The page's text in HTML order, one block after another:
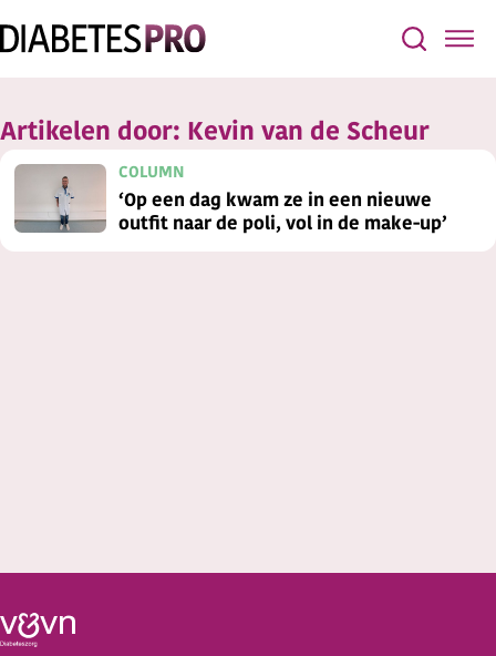
Artikelen door: Kevin van de Scheur
‘Op een dag kwam ze in een nieuwe
outfit naar de poli, vol in de make-up’
COLUMN